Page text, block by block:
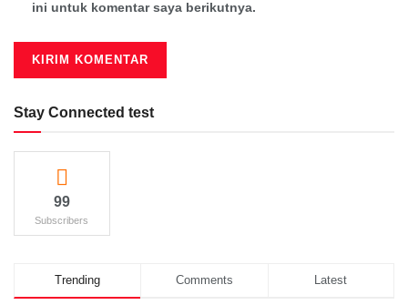
ini untuk komentar saya berikutnya.
Stay Connected test
99
Subscribers
Trending Comments Latest